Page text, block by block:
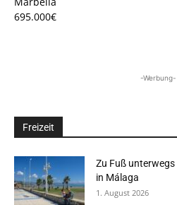
695.000€
-Werbung-
Freizeit
Zu Fuß
in Málaga
1. August 2026